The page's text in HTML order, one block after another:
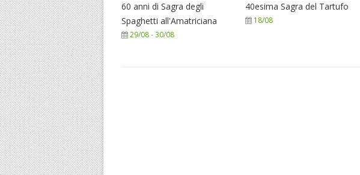
60 anni di Sagra degli
Spaghetti all'Amatriciana
29/08-30/08
40esima Sagra del Tartufo
18/08